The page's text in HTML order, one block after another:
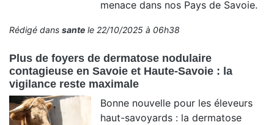
menace dans nos Pays de Savoie.
Rédigé dans sante le 22/10/2025 à 06h38
Plus de foyers de dermatose nodulaire
contagieuse en Savoie et Haute-Savoie : la
vigilance reste maximale
Bonne nouvelle pour les éleveurs
haut-savoyards : la dermatose